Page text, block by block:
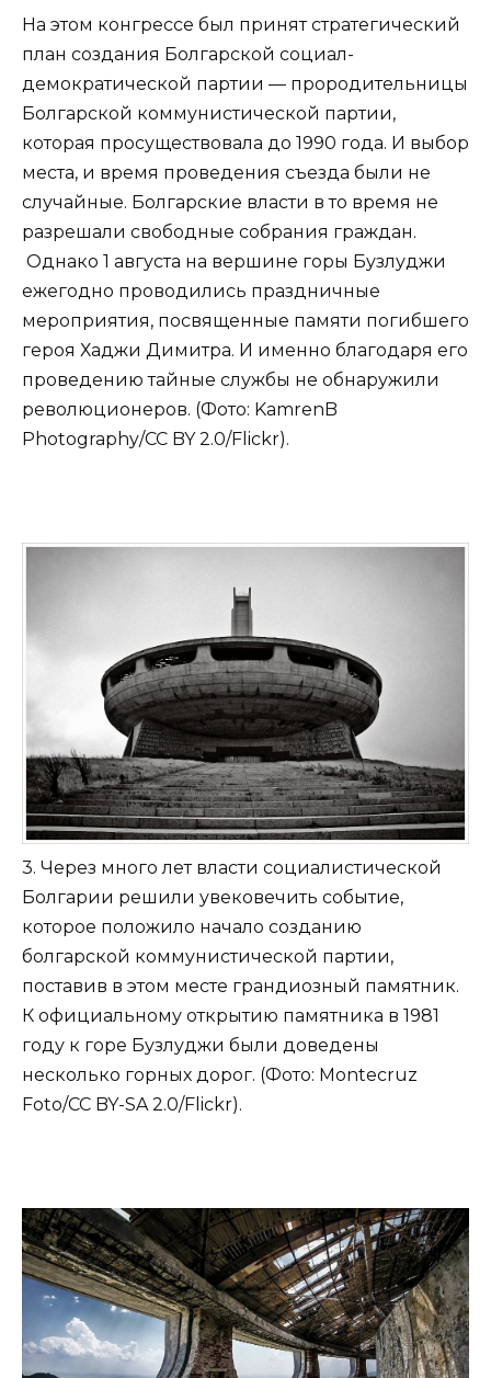
На этом конгрессе был принят стратегический
план создания Болгарской социал-
демократической партии — прородительницы
Болгарской коммунистической партии,
которая просуществовала до 1990 года. И выбор
места, и время проведения съезда были не
случайные. Болгарские власти в то время не
разрешали свободные собрания граждан.
Однако 1 августа на вершине горы Бузлуджи
ежегодно проводились праздничные
мероприятия, посвященные памяти погибшего
героя Хаджи Димитра. И именно благодаря его
проведению тайные службы не обнаружили
революционеров. (Фото: KamrenB
Photography/CC BY 2.0/Flickr).
3. Через много лет власти социалистической
Болгарии решили увековечить событие,
которое положило начало созданию
болгарской коммунистической партии,
поставив в этом месте грандиозный памятник.
К официальному открытию памятника в 1981
году к горе Бузлуджи были доведены
несколько горных дорог. (Фото: Montecruz
Foto/CC BY-SA 2.0/Flickr).